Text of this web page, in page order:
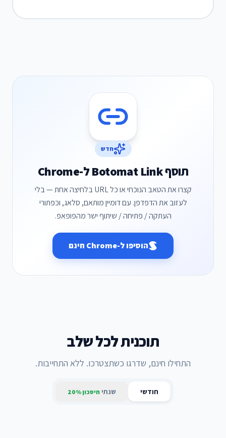
חדש
תוסף Botomat Link ל-Chrome
קצרו את הטאב הנוכחי או כל URL בלחיצה אחת — בלי
לעזוב את הדפדפן. עם דומיין מותאם, סלאג, וכפתורי
העתקה / פתיחה / שיתוף ישר מהפופאפ.
הוסיפו ל-Chrome חינם
תוכנית לכל שלב
התחילו חינם, שדרגו כשתצטרכו. ללא התחייבות.
חודשי שנתי חיסכון 20%